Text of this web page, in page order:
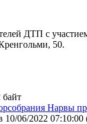
ДТП с
50.
байт
Нарвы
10/06/2022 07:10:00